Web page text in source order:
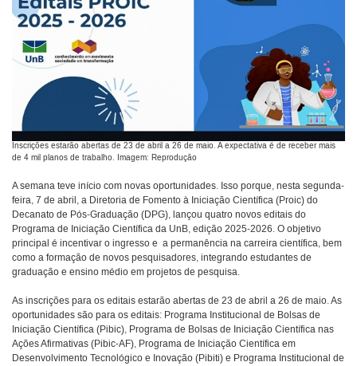
Inscrições estarão abertas de 23 de abril a 26 de maio. A expectativa é de receber mais
de 4 mil planos de trabalho. Imagem: Reprodução
A semana teve início com novas oportunidades. Isso porque, nesta segunda-
feira, 7 de abril, a Diretoria de Fomento à Iniciação Científica (Proic) do
Decanato de Pós-Graduação (DPG), lançou quatro novos editais do
Programa de Iniciação Científica da UnB, edição 2025-2026. O objetivo
principal é incentivar o ingresso e a permanência na carreira científica, bem
como a formação de novos pesquisadores, integrando estudantes de
graduação e ensino médio em projetos de pesquisa.
As inscrições para os editais estarão abertas de 23 de abril a 26 de maio. As
oportunidades são para os editais: Programa Institucional de Bolsas de
Iniciação Científica (Pibic), Programa de Bolsas de Iniciação Científica nas
Ações Afirmativas (Pibic-AF), Programa de Iniciação Científica em
Desenvolvimento Tecnológico e Inovação (Pibiti) e Programa Institucional de